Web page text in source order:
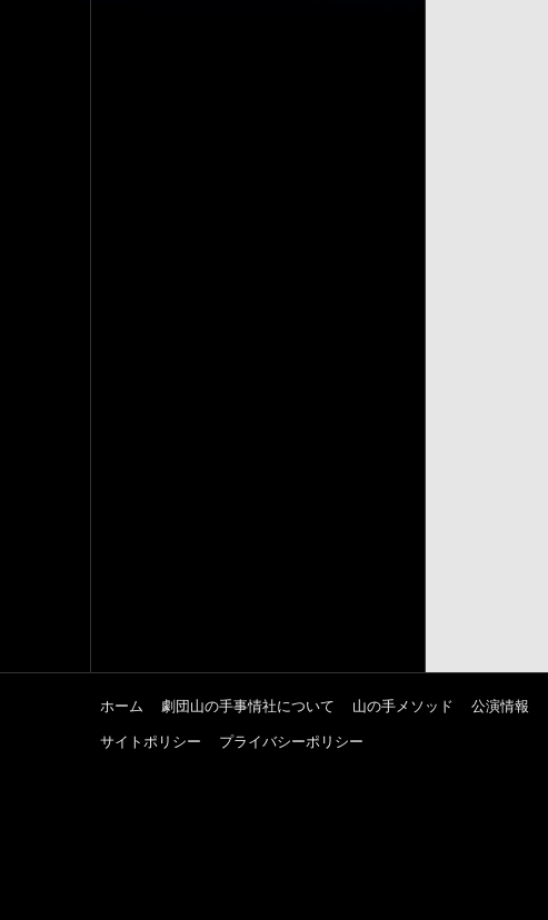
ホーム 劇団山の手事情社について 山の手メソッド 公演情報
サイトポリシー プライバシーポリシー